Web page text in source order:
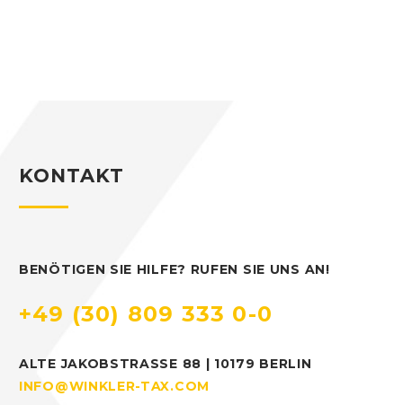
KONTAKT
BENÖTIGEN SIE HILFE? RUFEN SIE UNS AN!
+49 (30) 809 333 0-0
ALTE JAKOBSTRASSE 88 | 10179 BERLIN
INFO@WINKLER-TAX.COM